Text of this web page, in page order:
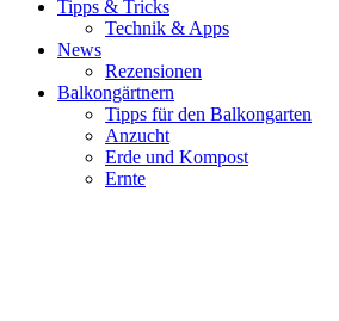
Tipps & Tricks
Technik & Apps
News
Rezensionen
Balkongärtnern
Tipps für den Balkongarten
Anzucht
Erde und Kompost
Ernte